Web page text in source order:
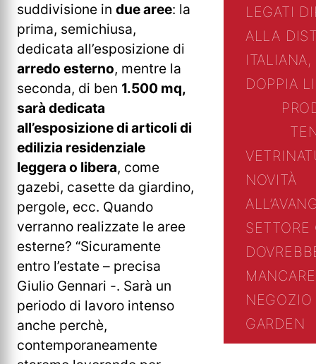
suddivisione in due aree: la
prima, semichiusa,
dedicata all’esposizione di
arredo esterno, mentre la
seconda, di ben 1.500 mq,
sarà dedicata
all’esposizione di articoli di
edilizia residenziale
leggera o libera, come
gazebi, casette da giardino,
pergole, ecc. Quando
verranno realizzate le aree
esterne? “Sicuramente
entro l’estate – precisa
Giulio Gennari -. Sarà un
periodo di lavoro intenso
anche perchè,
contemporaneamente
LEGATI
ALLA
DOPPIA
VETRINA
NOVITÀ
GARDEN